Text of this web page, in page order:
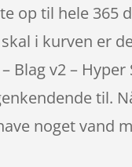
op til hele 365
i kurven er
Blag v2 –
til.
noget